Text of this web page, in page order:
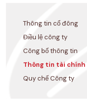
Thông tin cổ đông
Điều lệ công ty
Công bố thông tin
Thông tin tài chính
Quy chế Công ty